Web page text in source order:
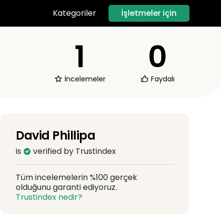
Kategoriler İşletmeler için
1
İncelemeler
0
Faydalı
David Phillipa
is verified by Trustindex
Tüm incelemelerin %100 gerçek
olduğunu garanti ediyoruz.
Trustindex nedir?